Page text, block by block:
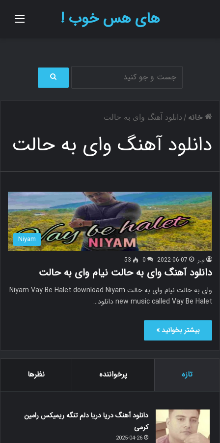
های هس خوب !
ج
ر
ی
خانه / دانلود آهنگ وای به حالت
دانلود آهنگ وای به حالت
Niyam
م.ر 2022-06-07
0
53
دانلود آهنگ وای به حالت نیام وای به حالت
وای به حالت نیام وای به حالت Niyam Vay Be Halet download Niyam
new music called Vay Be Halet دانلود…
بیشتر بخوانید »
تازه پرخواننده نظرها
دانلود آهنگ دریا دریا دلم تنگه ریمیکس رامین
کرمی
2025-04-26